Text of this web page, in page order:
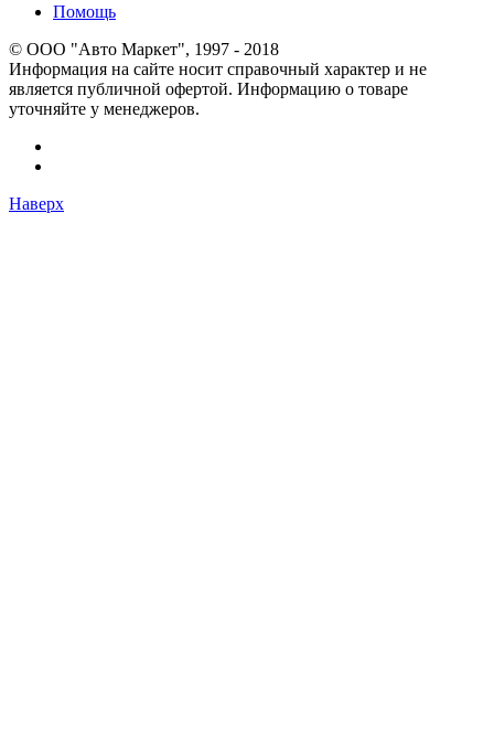
Помощь
© OOO "Авто Маркет", 1997 - 2018
Информация на сайте носит справочный характер и не
является публичной офертой. Информацию о товаре
уточняйте у менеджеров.
Наверх